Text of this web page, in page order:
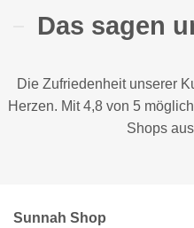
Das sagen
Die Zufriedenheit unserer
Herzen. Mit 4,8 von 5
Shops
Sunnah Shop